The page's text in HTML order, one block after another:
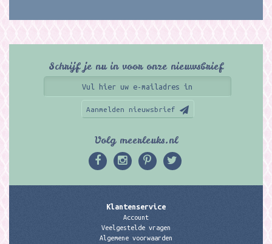
Schrijf je nu in voor onze nieuwsbrief
Aanmelden nieuwsbrief
Volg meerleuks.nl
Klantenservice
Account
Veelgestelde vragen
Algemene voorwaarden